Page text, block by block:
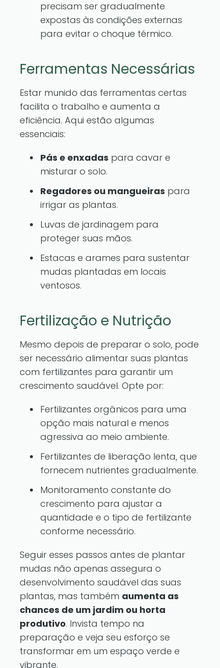
precisam ser gradualmente
expostas às condições externas
para evitar o choque térmico.
Ferramentas Necessárias
Estar munido das ferramentas certas
facilita o trabalho e aumenta a
eficiência. Aqui estão algumas
essenciais:
Pás e enxadas para cavar e
misturar o solo.
Regadores ou mangueiras para
irrigar as plantas.
Luvas de jardinagem para
proteger suas mãos.
Estacas e arames para sustentar
mudas plantadas em locais
ventosos.
Fertilização e Nutrição
Mesmo depois de preparar o solo, pode
ser necessário alimentar suas plantas
com fertilizantes para garantir um
crescimento saudável. Opte por:
Fertilizantes orgânicos para uma
opção mais natural e menos
agressiva ao meio ambiente.
Fertilizantes de liberação lenta, que
fornecem nutrientes gradualmente.
Monitoramento constante do
crescimento para ajustar a
quantidade e o tipo de fertilizante
conforme necessário.
Seguir esses passos antes de plantar
mudas não apenas assegura o
desenvolvimento saudável das suas
plantas, mas também aumenta as
chances de um jardim ou horta
produtivo. Invista tempo na
preparação e veja seu esforço se
transformar em um espaço verde e
vibrante.